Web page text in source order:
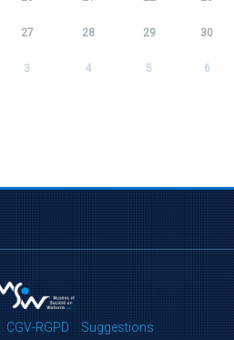
27 28 29 30
3 4 5 6
CGV-RGPD Suggestions